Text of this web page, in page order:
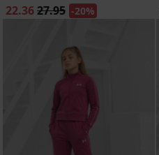
22.3627.95 -20%